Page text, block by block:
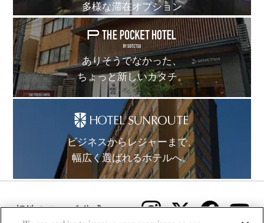
多様な滞在オプション
ありそうでなかった、
ちょっと新しいカタチ。
ビジネスからレジャーまで、
幅広く選ばれるホテルへ。
相鉄ホテルズ 公式SNS